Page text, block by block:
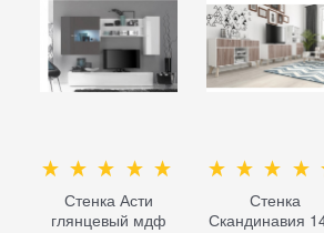
Стенка Асти
глянцевый мдф
Стенка
Скандинавия